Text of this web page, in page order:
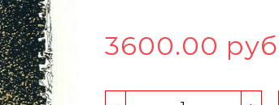
3600.00 руб